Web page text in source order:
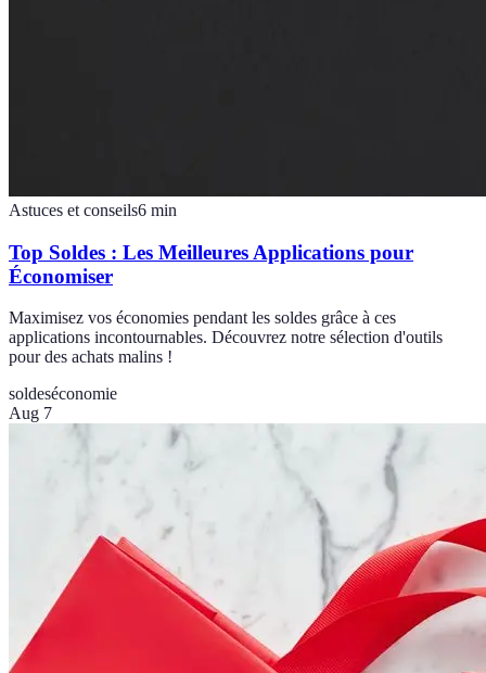
Astuces et conseils6 min
Top Soldes : Les Meilleures Applications pour
Économiser
Maximisez vos économies pendant les soldes grâce à ces
applications incontournables. Découvrez notre sélection d'outils
pour des achats malins !
soldeséconomie
Aug 7